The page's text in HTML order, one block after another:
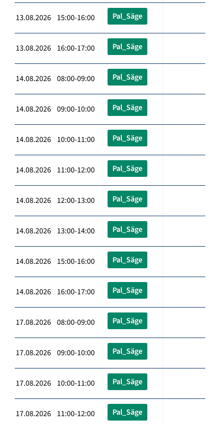
13.08.2026 15:00-16:00 Pal_Säge
13.08.2026 16:00-17:00 Pal_Säge
14.08.2026 08:00-09:00 Pal_Säge
14.08.2026 09:00-10:00 Pal_Säge
14.08.2026 10:00-11:00 Pal_Säge
14.08.2026 11:00-12:00 Pal_Säge
14.08.2026 12:00-13:00 Pal_Säge
14.08.2026 13:00-14:00 Pal_Säge
14.08.2026 15:00-16:00 Pal_Säge
14.08.2026 16:00-17:00 Pal_Säge
17.08.2026 08:00-09:00 Pal_Säge
17.08.2026 09:00-10:00 Pal_Säge
17.08.2026 10:00-11:00 Pal_Säge
17.08.2026 11:00-12:00 Pal_Säge